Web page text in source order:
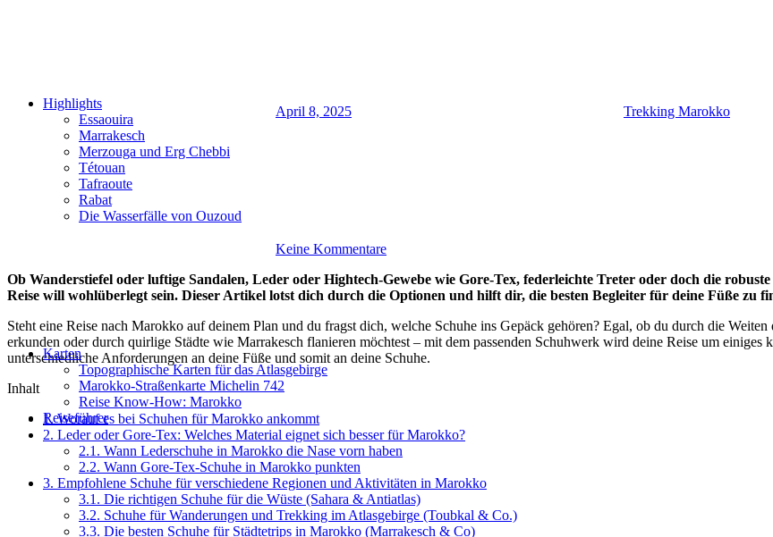
Highlights
Essaouira
Marrakesch
Merzouga und Erg Chebbi
Tétouan
Tafraoute
Rabat
Die Wasserfälle von Ouzoud
Karten
Topographische Karten für das Atlasgebirge
Marokko-Straßenkarte Michelin 742
Reise Know-How: Marokko
Reiseführer
April 8, 2025 Trekking Marokko
Keine Kommentare
Ob Wanderstiefel oder luftige Sandalen, Leder oder Hightech-Gewebe wie Gore-Tex, federleichte Treter oder doch die
Reise will wohlüberlegt sein. Dieser Artikel lotst dich durch die Optionen und hilft dir, die besten Begleiter für deine Füße zu
Steht eine Reise nach Marokko auf deinem Plan und du fragst dich, welche Schuhe ins Gepäck gehören? Egal, ob du durch die
erkunden oder durch quirlige Städte wie Marrakesch flanieren möchtest – mit dem passenden Schuhwerk wird deine Reise um einiges
unterschiedliche Anforderungen an deine Füße und somit an deine Schuhe.
Inhalt
1.Worauf es bei Schuhen für Marokko ankommt
2. Leder oder Gore-Tex: Welches Material eignet sich besser für Marokko?
2.1. Wann Lederschuhe in Marokko die Nase vorn haben
2.2. Wann Gore-Tex-Schuhe in Marokko punkten
3. Empfohlene Schuhe für verschiedene Regionen und Aktivitäten in Marokko
3.1. Die richtigen Schuhe für die Wüste (Sahara & Antiatlas)
3.2. Schuhe für Wanderungen und Trekking im Atlasgebirge (Toubkal & Co.)
3.3. Die besten Schuhe für Städtetrips in Marokko (Marrakesch & Co)